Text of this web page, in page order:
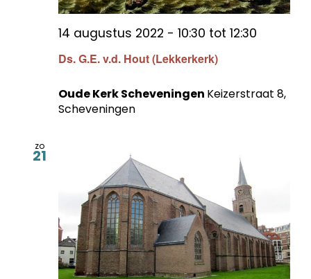
Ds. G.E. v.d. Hout (Lekkerkerk)
14 augustus 2022 - 10:30 tot 12:30
Oude Kerk Scheveningen Keizerstraat 8,
Scheveningen
zo
21